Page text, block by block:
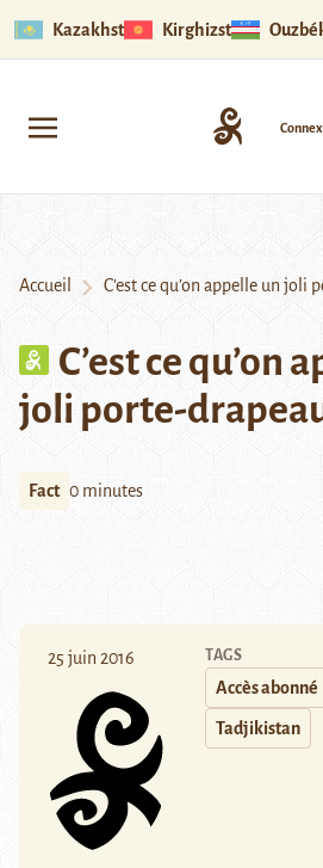
Kazakhstan Kirghizstan
Accueil C’est ce qu’on appelle un joli
C’est ce qu’on
joli porte-
Fact 0 minutes
25 juin 2016 TAGS
Accès abonné
Tadjikistan